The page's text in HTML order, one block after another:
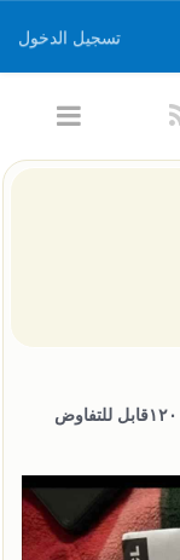
تسجيل الدخول
مكيف مركزي استخدام ٦شهور وحده ١٨ السعر ١٢٠٠قابل للتفاوض